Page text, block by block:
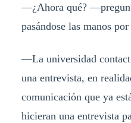
—¿Ahora qué?
pasándose las manos
—La universidad
una entrevista, en
comunicación que ya
hicieran una entrevista